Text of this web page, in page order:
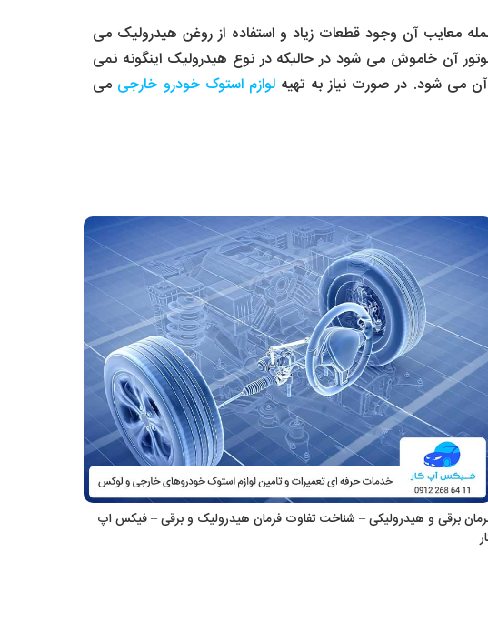
معایب آن وجود قطعات زیاد و استفاده از روغن هیدرولیک می
آن خاموش می شود در حالیکه در نوع هیدرولیک اینگونه نمی
می شود. در صورت نیاز به تهیه لوازم استوک خودرو خارجی می
برقی و هیدرولیکی – شناخت تفاوت فرمان هیدرولیک و برقی – فیکس اپ